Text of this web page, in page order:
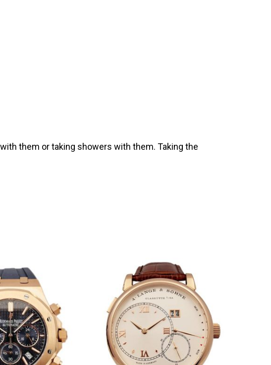
them or taking showers with them. Taking the